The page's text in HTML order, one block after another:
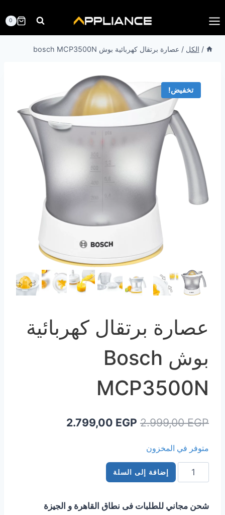
إلى
المحتوى
0
/ الكل / عصارة برتقال كهربائية بوش bosch MCP3500N
تخفيض!
عصارة برتقال كهربائية
بوش Bosch
MCP3500N
2.999,00EGP
السعر
2.999,00 EGP.
2.799,00 EGP
متوفر في المخزون
كمية
عصارة
كهربائية
إضافة إلى السلة
شحن مجاني للطلبات فى نطاق القاهرة و الجيزة